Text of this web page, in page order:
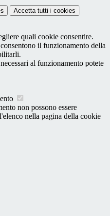
Accetta tutti i cookies
quali cookie consentire.
il funzionamento della
al funzionamento potete
non possono essere
nella pagina della cookie